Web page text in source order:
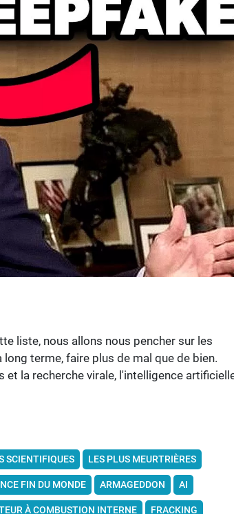
liste, nous allons nous pencher sur les
terme, faire plus de mal que de bien.
la recherche virale, l'intelligence
SCIENTIFIQUES LES PLUS MEURTRIÈRES
FIN DU MONDE ARMAGEDDON AI
À COMBUSTION INTERNE FRACKING